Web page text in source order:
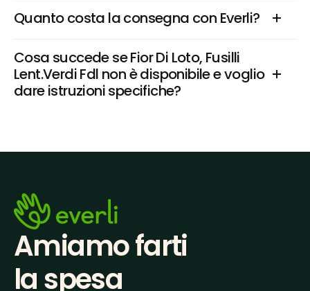
Quanto costa la consegna con Everli?
Cosa succede se Fior Di Loto, Fusilli
Lent.Verdi Fdl non è disponibile e voglio
dare istruzioni specifiche?
Amiamo farti
la spesa